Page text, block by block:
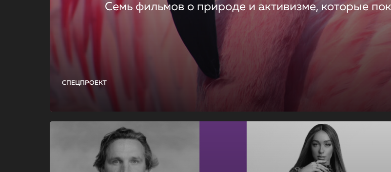
СПЕЦПРОЕКТ
Семь фильмов о природе и активизме, которые